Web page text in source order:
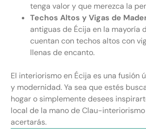
tenga valor y que merezca la
Techos Altos y Vigas de
antiguas de Écija en la mayoría
cuentan con techos altos con
llenas de encanto.
El interiorismo en Écija es una fusión
y modernidad. Ya sea que estés
hogar o simplemente desees
local de la mano de Clau-
acertarás.